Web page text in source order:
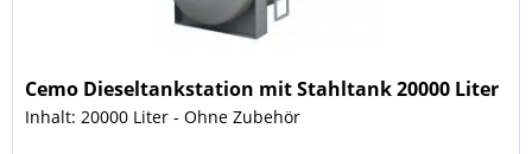
Cemo Dieseltankstation mit Stahltank 20000 Liter
Inhalt: 20000 Liter - Ohne Zubehör